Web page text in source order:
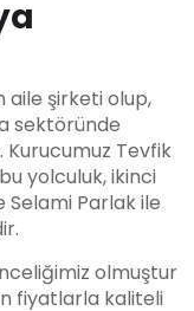
aile şirketi olup,
sektöründe
Tevfik
yolculuk, ikinci
Selami Parlak ile
olmuştur
fiyatlarla kaliteli